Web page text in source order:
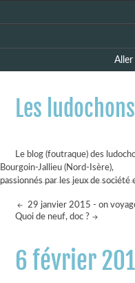
Aller
Les ludochons
Le blog (foutraque) des
Bourgoin-Jallieu (Nord-Isère),
passionnés par les jeux de société
29 janvier 2015 - on
Quoi de neuf, doc ?
6 février